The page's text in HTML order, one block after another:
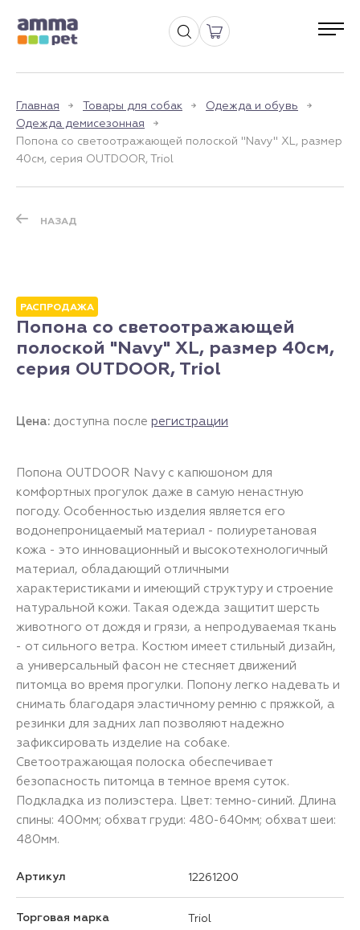
Главная Товары для собак
Одежда и обувь
Одежда демисезонная
Попона со светоотражающей полоской "Navy" XL, размер
40см, серия OUTDOOR, Triol
НАЗАД
РАСПРОДАЖА
Попона со светоотражающей
полоской "Navy" XL, размер 40см,
серия OUTDOOR, Triol
Цена: доступна после регистрации
Попона OUTDOOR Navy с капюшоном для
комфортных прогулок даже в самую ненастную
погоду. Особенностью изделия является его
водонепроницаемый материал - полиуретановая
кожа - это инновационный и высокотехнологичный
материал, обладающий отличными
характеристиками и имеющий структуру и строение
натуральной кожи. Такая одежда защитит шерсть
животного от дождя и грязи, а непродуваемая ткань
- от сильного ветра. Костюм имеет стильный дизайн,
а универсальный фасон не стесняет движений
питомца во время прогулки. Попону легко надевать и
снимать благодаря эластичному ремню с пряжкой, а
резинки для задних лап позволяют надежно
зафиксировать изделие на собаке.
Светоотражающая полоска обеспечивает
безопасность питомца в темное время суток.
Подкладка из полиэстера. Цвет: темно-синий. Длина
спины: 400мм; обхват груди: 480-640мм; обхват шеи:
480мм.
Артикул 12261200
Торговая марка Triol